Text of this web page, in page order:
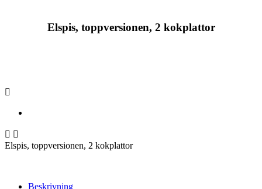
Elspis, toppversionen, 2 kokplattor

 
Elspis, toppversionen, 2 kokplattor
Beskrivning